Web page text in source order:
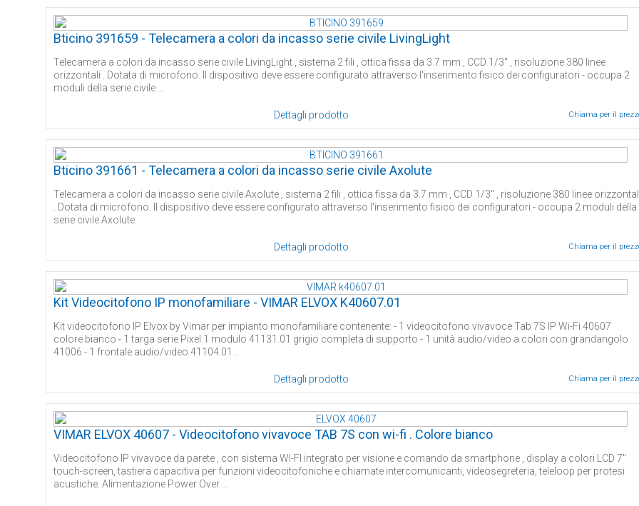
Bticino 391659 - Telecamera a colori da incasso serie civile LivingLight
Telecamera a colori da incasso serie civile LivingLight , sistema 2 fili , ottica fissa da 3.7 mm , CCD 1/3'' , risoluzione 380 linee
orizzontali . Dotata di microfono. Il dispositivo deve essere configurato attraverso l'inserimento fisico dei configuratori - occupa 2
moduli della serie civile ...
Chiama per il
Dettagli prodotto
Bticino 391661 - Telecamera a colori da incasso serie civile Axolute
Telecamera a colori da incasso serie civile Axolute , sistema 2 fili , ottica fissa da 3.7 mm , CCD 1/3'' , risoluzione 380 linee
. Dotata di microfono. Il dispositivo deve essere configurato attraverso l'inserimento fisico dei configuratori - occupa 2 moduli della
serie civile Axolute.
Chiama per il
Dettagli prodotto
Kit Videocitofono IP monofamiliare - VIMAR ELVOX K40607.01
Kit videocitofono IP Elvox by Vimar per impianto monofamiliare contenente: - 1 videocitofono vivavoce Tab 7S IP Wi-Fi 40607
colore bianco - 1 targa serie Pixel 1 modulo 41131.01 grigio completa di supporto - 1 unità audio/video a colori con grandangolo
41006 - 1 frontale audio/video 41104.01 ...
Chiama per il
Dettagli prodotto
VIMAR ELVOX 40607 - Videocitofono vivavoce TAB 7S con wi-fi . Colore bianco
Videocitofono IP vivavoce da parete , con sistema WI-FI integrato per visione e comando da smartphone , display a colori LCD 7''
touch-screen, tastiera capacitiva per funzioni videocitofoniche e chiamate intercomunicanti, videosegreteria, teleloop per protesi
acustiche. Alimentazione Power Over ...